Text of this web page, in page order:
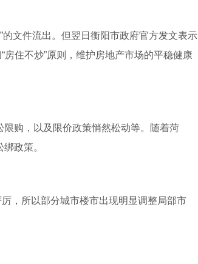
文件流出。但翌日衡阳市政府官方发文表示
住不炒”原则，维护房地产市场的平稳健康
购，以及限价政策悄然松动等。随着菏
政策。
，所以部分城市楼市出现明显调整局部市